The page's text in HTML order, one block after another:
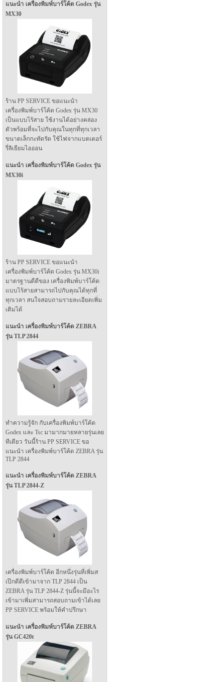
แนะนำ เครื่องพิมพ์บาร์โค้ด Godex รุ่น
MX30
ร้าน PP SERVICE ขอแนะนำ
เครื่องพิมพ์บาร์โค้ด Godex รุ่น MX30
เป็นแบบไร้สาย ใช้งานได้อย่างคล่อง
ตัวพร้อมที่จะไปกับคุณในทุกที่ทุกเวลา
ขนาดเล็กกะทัดรัด ใช้ไฟจากแบตเตอร์
รี่ลิเธียมไอออน
แนะนำ เครื่องพิมพ์บาร์โค้ด Godex รุ่น
MX30i
ร้าน PP SERVICE ขอแนะนำ
เครื่องพิมพ์บาร์โค้ด Godex รุ่น MX30i
มาตรฐานดีดีของ เครื่องพิมพ์บาร์โค้ด
แบบไร้สายสามารถไปกับคุณได้ทุกที่
ทุกเวลา สนใจสอบถามรายละเอียดเพิ่ม
เติมได้
แนะนำ เครื่องพิมพ์บาร์โค้ด ZEBRA
รุ่น TLP 2844
ทำความรู้จัก กับเครื่องพิมพ์บาร์โค้ด
Godex และ Tsc มามากมายหลายรุ่นเลย
ทีเดียว วันนี้ร้าน PP SERVICE ขอ
แนะนำ เครื่องพิมพ์บาร์โค้ด ZEBRA รุ่น
TLP 2844
แนะนำ เครื่องพิมพ์บาร์โค้ด ZEBRA
รุ่น TLP 2844-Z
เครื่องพิมพ์บาร์โค้ด อีกหนึ่งรุ่นที่เพิ่มส
เป๊กดีดีเข้ามาจาก TLP 2844 เป็น
ZEBRA รุ่น TLP 2844-Z รุ่นนี้จะมีอะไร
เข้ามาเพิ่มสามารถสอบถามเข้าได้เลย
PP SERVICE พร้อมให้คำปรึกษา
แนะนำ เครื่องพิมพ์บาร์โค้ด ZEBRA
รุ่น GC420t